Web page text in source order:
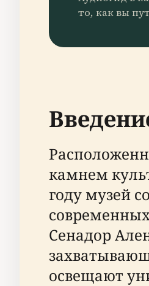
то, как вы
камнем
году музей
Сенадор
освещают